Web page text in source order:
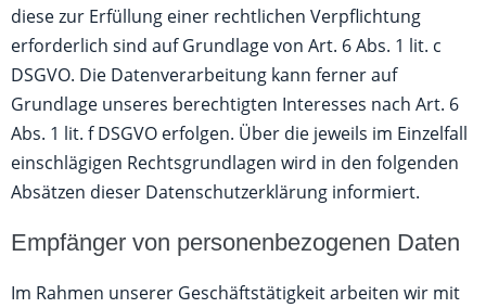
diese zur Erfüllung einer rechtlichen Verpflichtung
erforderlich sind auf Grundlage von Art. 6 Abs. 1 lit. c
DSGVO. Die Datenverarbeitung kann ferner auf
Grundlage unseres berechtigten Interesses nach Art. 6
Abs. 1 lit. f DSGVO erfolgen. Über die jeweils im Einzelfall
einschlägigen Rechtsgrundlagen wird in den folgenden
Absätzen dieser Datenschutzerklärung informiert.
Empfänger von personenbezogenen Daten
Im Rahmen unserer Geschäftstätigkeit arbeiten wir mit